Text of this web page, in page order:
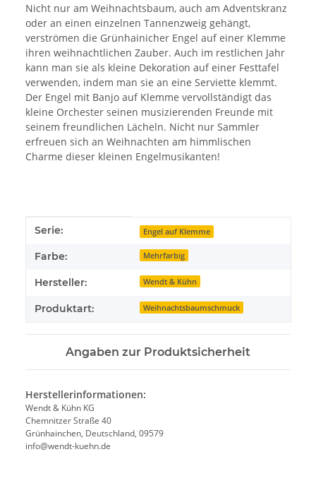
Nicht nur am Weihnachtsbaum, auch am Adventskranz
oder an einen einzelnen Tannenzweig gehängt,
verströmen die Grünhainicher Engel auf einer Klemme
ihren weihnachtlichen Zauber. Auch im restlichen Jahr
kann man sie als kleine Dekoration auf einer Festtafel
verwenden, indem man sie an eine Serviette klemmt.
Der Engel mit Banjo auf Klemme vervollständigt das
kleine Orchester seinen musizierenden Freunde mit
seinem freundlichen Lächeln. Nicht nur Sammler
erfreuen sich an Weihnachten am himmlischen
Charme dieser kleinen Engelmusikanten!
Produkteigenschaft
Wert
Serie: Engel auf Klemme
Farbe: Mehrfarbig
Hersteller: Wendt & Kühn
Produktart: Weihnachtsbaumschmuck
Angaben zur Produktsicherheit
Herstellerinformationen:
Wendt & Kühn KG
Chemnitzer Straße 40
Grünhainchen, Deutschland, 09579
info@wendt-kuehn.de